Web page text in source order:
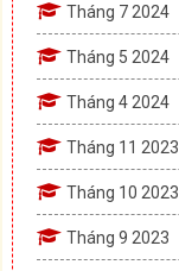
Tháng 7 2024
Tháng 5 2024
Tháng 4 2024
Tháng 11 2023
Tháng 10 2023
Tháng 9 2023